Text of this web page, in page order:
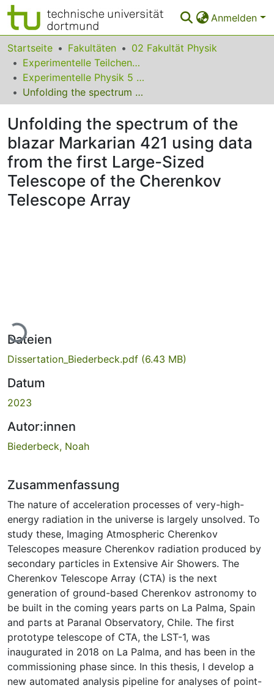
Anmelden
Bereiche & Sammlungen
Das gesamte Repositorium
Statistiken
FAQ
Leitlinien
Zurück zur Startseite
Startseite Fakultäten
02 Fakultät Physik
Experimentelle Teilchenphysik
Experimentelle Physik 5 Astroteilchenphysik
Unfolding the spectrum of the blazar Markarian 421 using data from the first Large-Sized Telescope of the Cherenkov Telescope Array
Unfolding the spectrum of the
blazar Markarian 421 using data
from the first Large-Sized
Telescope of the Cherenkov
Telescope Array
Lade...
Dateien
Dissertation_Biederbeck.pdf (6.43 MB)
Datum
2023
Autor:innen
Biederbeck, Noah
Zusammenfassung
The nature of acceleration processes of very-high-
energy radiation in the universe is largely unsolved. To
study these, Imaging Atmospheric Cherenkov
Telescopes measure Cherenkov radiation produced by
secondary particles in Extensive Air Showers. The
Cherenkov Telescope Array (CTA) is the next
generation of ground-based Cherenkov astronomy to
be built in the coming years parts on La Palma, Spain
and parts at Paranal Observatory, Chile. The first
prototype telescope of CTA, the LST-1, was
inaugurated in 2018 on La Palma, and has been in the
commissioning phase since. In this thesis, I develop a
new automated analysis pipeline for analyses of point-